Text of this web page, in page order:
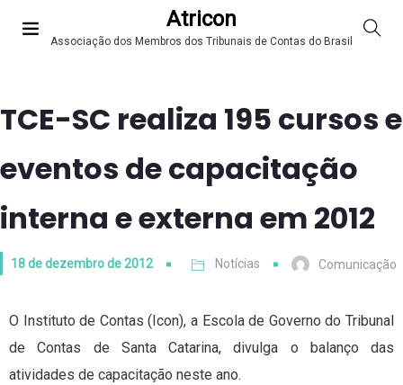
Atricon
Associação dos Membros dos Tribunais de Contas do Brasil
TCE-SC realiza 195 cursos e
eventos de capacitação
interna e externa em 2012
18 de dezembro de 2012 Notícias Comunicação
O Instituto de Contas (Icon), a Escola de Governo do Tribunal
de Contas de Santa Catarina, divulga o balanço das
atividades de capacitação neste ano.